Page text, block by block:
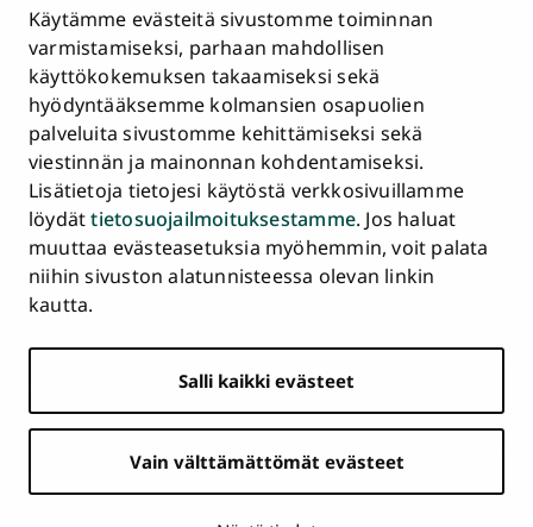
Käytämme evästeitä sivustomme toiminnan
varmistamiseksi, parhaan mahdollisen
käyttökokemuksen takaamiseksi sekä
hyödyntääksemme kolmansien osapuolien
palveluita sivustomme kehittämiseksi sekä
viestinnän ja mainonnan kohdentamiseksi.
Lisätietoja tietojesi käytöstä verkkosivuillamme
löydättietosuojailmoituksestamme. Jos haluat
muuttaa evästeasetuksia myöhemmin, voit palata
niihin sivuston alatunnisteessa olevan linkin
kautta.
Salli kaikki evästeet
Vain välttämättömät evästeet
Tietosuojailmoitus
Asiakirjajulkisuuskuvaus ja tietopyynnöt
Väärinkäytösepäilyt
Saavutettavuusseloste
Palaute
Intranet ja sähköiset työkalut
Evästeasetukset
Päävalikko
alatunnisteessa
ETUSIVU
YHTEISTYÖ
Turun
yliopisto
Turun
yliopisto
TurunTurunTurunTurun